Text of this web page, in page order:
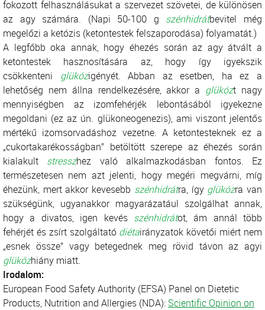
fokozott felhasználásukat a szervezet szövetei, de különösen
az agy számára. (Napi 50-100 g szénhidrátbevitel még
megelőzi a ketózis (ketontestek felszaporodása) folyamatát.)
A legfőbb oka annak, hogy éhezés során az agy átvált a
ketontestek hasznosítására az, hogy így igyekszik
csökkenteni glükózigényét. Abban az esetben, ha ez a
lehetőség nem állna rendelkezésére, akkor a glükózt nagy
mennyiségben az izomfehérjék lebontásából igyekezne
megoldani (ez az ún. glükoneogenezis), ami viszont jelentős
mértékű izomsorvadáshoz vezetne. A ketontesteknek ez a
„cukortakarékosságban” betöltött szerepe az éhezés során
kialakult stresszhez való alkalmazkodásban fontos. Ez
természetesen nem azt jelenti, hogy megéri megvárni, míg
éhezünk, mert akkor kevesebb szénhidrátra, így glükózra van
szükségünk, ugyanakkor magyarázatául szolgálhat annak,
hogy a divatos, igen kevés szénhidrátot, ám annál több
fehérjét és zsírt szolgáltató diétairányzatok követői miért nem
„esnek össze” vagy betegednek meg rövid távon az agyi
glükózhiány miatt.
Irodalom:
European Food Safety Authority (EFSA) Panel on Dietetic
Products, Nutrition and Allergies (NDA): Scientific Opinion on